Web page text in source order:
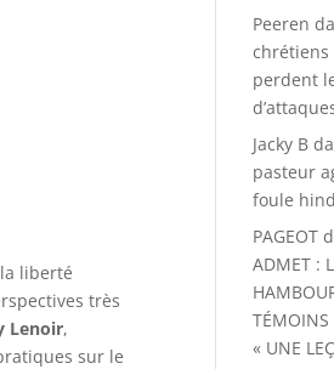
liberté
très
Lenoir,
sur le
Peeren
perdent
Jacky B
pasteur
foule
PAGEOT
ADMET :
TÉMOINS
« UNE